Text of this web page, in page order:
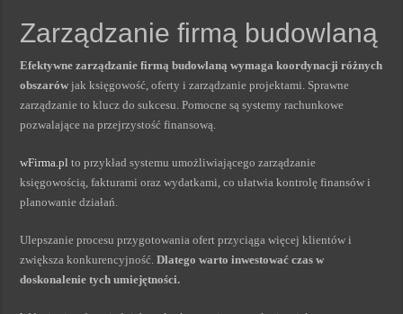
Zarządzanie firmą budowlaną
Efektywne zarządzanie firmą budowlaną wymaga koordynacji różnych
obszarów jak księgowość, oferty i zarządzanie projektami. Sprawne
zarządzanie to klucz do sukcesu. Pomocne są systemy rachunkowe
pozwalające na przejrzystość finansową.
wFirma.pl to przykład systemu umożliwiającego zarządzanie
księgowością, fakturami oraz wydatkami, co ułatwia kontrolę finansów i
planowanie działań.
Ulepszanie procesu przygotowania ofert przyciąga więcej klientów i
zwiększa konkurencyjność.Dlatego warto inwestować czas w
doskonalenie tych umiejętności.